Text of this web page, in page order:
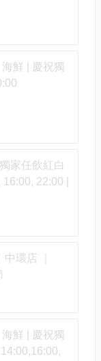
鮮 | 慶祝獨
家任飲紅白
22:00 |
環店 ｜
鮮 | 慶祝獨